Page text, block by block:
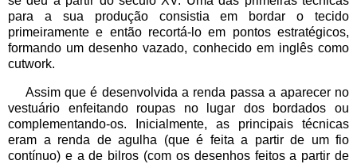
para a sua produção consistia em bordar o tecido
primeiramente e então recortá-lo em pontos estratégicos,
formando um desenho vazado, conhecido em inglês como
cutwork.
Assim que é desenvolvida a renda passa a aparecer no
vestuário enfeitando roupas no lugar dos bordados ou
complementando-os. Inicialmente, as principais técnicas
eram a renda de agulha (que é feita a partir de um fio
contínuo) e a de bilros (com os desenhos feitos a partir de